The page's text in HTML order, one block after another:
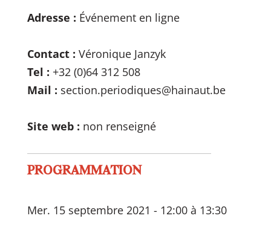
Adresse : Événement en ligne
Contact : Véronique Janzyk
Tel : +32 (0)64 312 508
Mail : section.periodiques@hainaut.be
Site web : non renseigné
PROGRAMMATION
Mer. 15 septembre 2021 - 12:00 à 13:30